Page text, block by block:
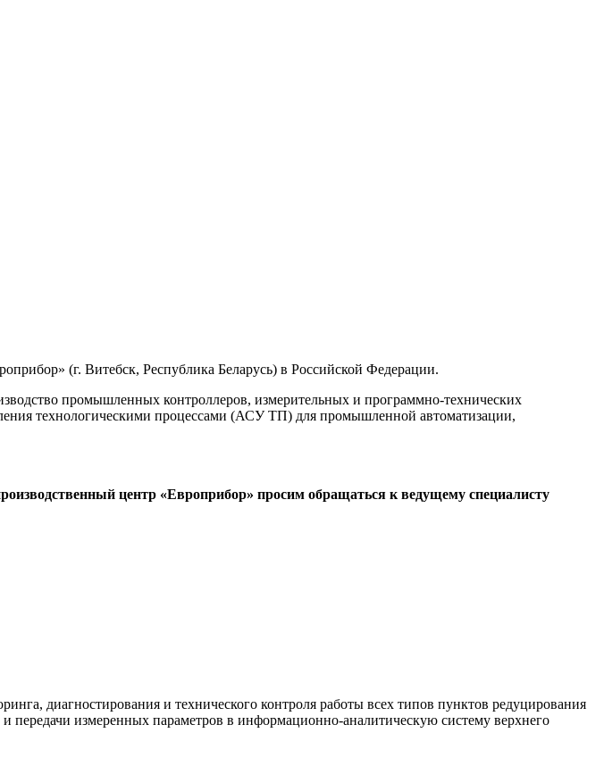
(г. Витебск, Республика Беларусь) в Российской Федерации.
промышленных контроллеров, измерительных и программно-технических
технологическими процессами (АСУ ТП) для промышленной автоматизации,
центр «Европрибор» просим обращаться к ведущему специалисту
диагностирования и технического контроля работы всех типов пунктов редуцирования
передачи измеренных параметров в информационно-аналитическую систему верхнего